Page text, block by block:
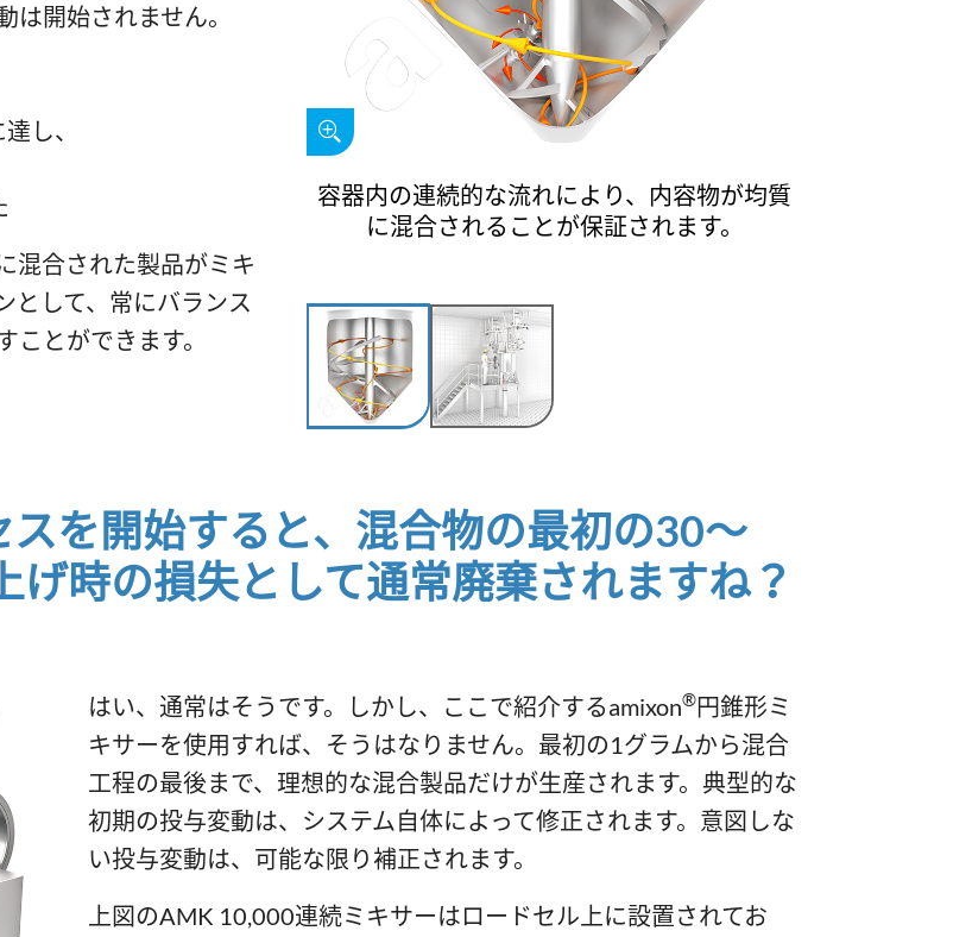
開始されません。
し、
混合された製品がミキ
として、常にバランス
とができます。
容器内の連続的な流れにより、内容物が均質
に混合されることが保証されます。
を開始すると、混合物の最初の30～
時の損失として通常廃棄されますね？
はい、通常はそうです。しかし、ここで紹介するamixon®円錐形ミ
キサーを使用すれば、そうはなりません。最初の1グラムから混合
工程の最後まで、理想的な混合製品だけが生産されます。典型的な
初期の投与変動は、システム自体によって修正されます。意図しな
い投与変動は、可能な限り補正されます。
上図のAMK 10,000連続ミキサーはロードセル上に設置されてお